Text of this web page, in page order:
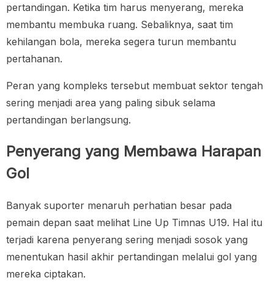
pertandingan. Ketika tim harus menyerang, mereka
membantu membuka ruang. Sebaliknya, saat tim
kehilangan bola, mereka segera turun membantu
pertahanan.
Peran yang kompleks tersebut membuat sektor tengah
sering menjadi area yang paling sibuk selama
pertandingan berlangsung.
Penyerang yang Membawa Harapan
Gol
Banyak suporter menaruh perhatian besar pada
pemain depan saat melihat Line Up Timnas U19. Hal itu
terjadi karena penyerang sering menjadi sosok yang
menentukan hasil akhir pertandingan melalui gol yang
mereka ciptakan.